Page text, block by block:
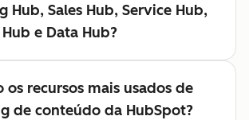
Hub, Sales Hub, Service Hub,
e Data Hub?
os recursos mais usados de
de conteúdo da HubSpot?